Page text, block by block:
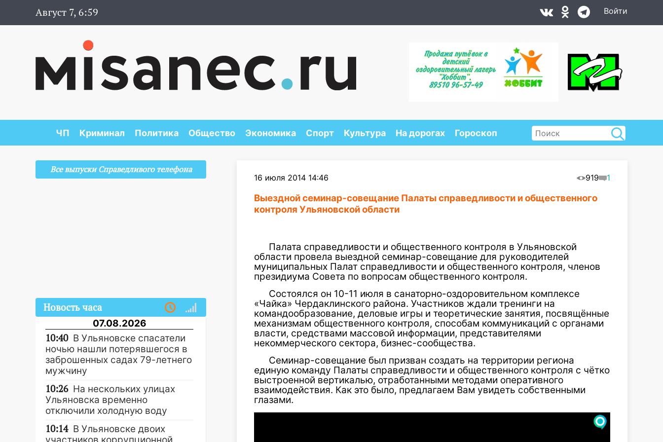
Август 7, 6:59 Войти
ЧП Криминал Политика Общество Экономика Спорт Культура На дорогах Гороскоп
16 июля 2014 14:46 919 1
Выездной семинар-совещание Палаты справедливости и общественного
контроля Ульяновской области
Палата справедливости и общественного контроля в Ульяновской
области провела выездной семинар-совещание для руководителей
муниципальных Палат справедливости и общественного контроля, членов
президиума Совета по вопросам общественного контроля.
Состоялся он 10-11 июля в санаторно-оздоровительном комплексе
«Чайка» Чердаклинского района. Участников ждали тренинги на
командообразование, деловые игры и теоретические занятия, посвящённые
механизмам общественного контроля, способам коммуникаций с органами
власти, средствами массовой информации, представителями
некоммерческого сектора, бизнес-сообщества.
Семинар-совещание был призван создать на территории региона
единую команду Палаты справедливости и общественного контроля с чётко
выстроенной вертикалью, отработанными методами оперативного
взаимодействия. Как это было, предлагаем Вам увидеть собственными
глазами.
Все выпуски Справедливого телефона
Новость часа
07.08.2026
10:40 В Ульяновске спасатели
ночью нашли потерявшегося в
заброшенных садах 79-летнего
мужчину
10:26 На нескольких улицах
Ульяновска временно
отключили холодную воду
10:14 В Ульяновске двоих